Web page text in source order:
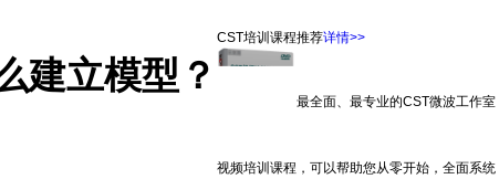
建立模型？
CST培训课程推荐详情>>
最全面、最专业的CST微波工作室
视频培训课程，可以帮助您从零开始，全面系统